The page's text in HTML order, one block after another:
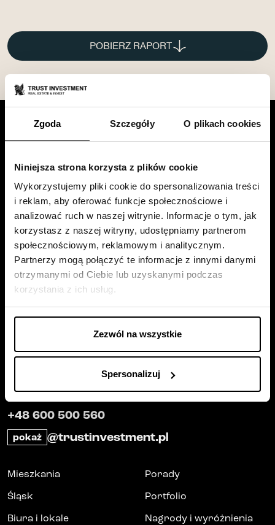
Zgoda Szczegóły O plikach cookies
Niniejsza strona korzysta z plików cookie
Wykorzystujemy pliki cookie do spersonalizowania treści
i reklam, aby oferować funkcje społecznościowe i
analizować ruch w naszej witrynie. Informacje o tym, jak
korzystasz z naszej witryny, udostępniamy partnerom
społecznościowym, reklamowym i analitycznym.
Partnerzy mogą połączyć te informacje z innymi danymi
otrzymanymi od Ciebie lub uzyskanymi podczas
korzystania z ich usług.
Zezwól na wszystkie
Spersonalizuj
POBIERZ RAPORT
Siedziba firmy
Trust Investment SA
ul. Robotnicza 1
25-662Kielce
Godziny pracy
pn-wt: 8-17
śr-czw: 8-16
pt: 8-14
NIP: 6631877218
+48 600 500 560
pokaż @trustinvestment.pl
Mieszkania
Śląsk
Biura i lokale
Porady
Portfolio
Nagrody i wyróżnienia